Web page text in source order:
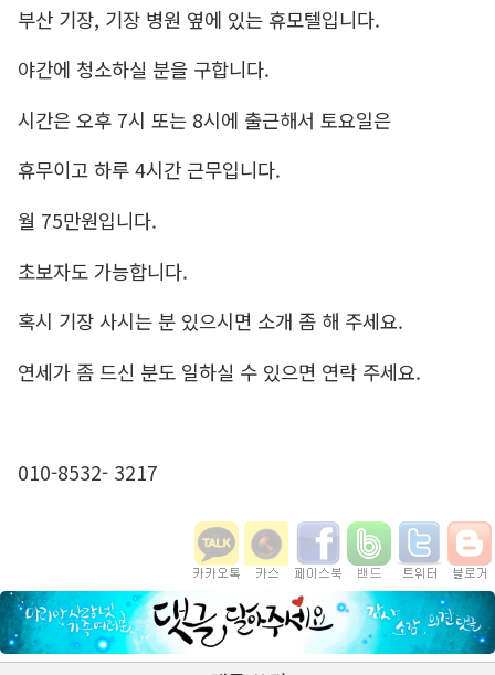
부산 기장, 기장 병원 옆에 있는 휴모텔입니다.
야간에 청소하실 분을 구합니다.
시간은 오후 7시 또는 8시에 출근해서 토요일은
휴무이고 하루 4시간 근무입니다.
월 75만원입니다.
초보자도 가능합니다.
혹시 기장 사시는 분 있으시면 소개 좀 해 주세요.
연세가 좀 드신 분도 일하실 수 있으면 연락 주세요.
010-8532- 3217